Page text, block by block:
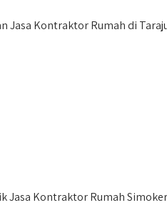
Jasa Kontraktor Rumah di
Jasa Kontraktor Rumah